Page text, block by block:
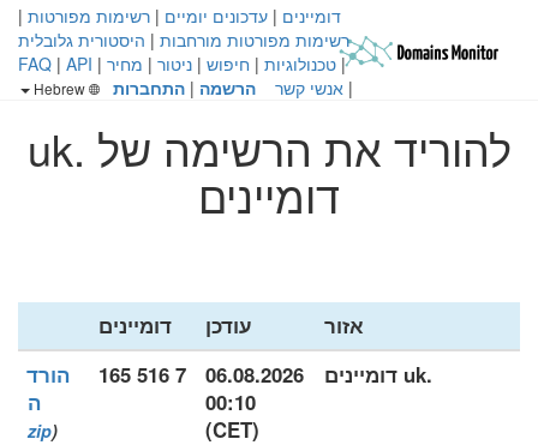
דומיינים | עדכונים יומיים | רשימות מפורטות |
רשימות מפורטות מורחבות | היסטורית גלובלית
| טכנולוגיות | חיפוש | ניטור | מחיר |
FAQ | API
| אנשי קשר הרשמה | התחברות
להוריד את הרשימה של .uk
דומיינים
אזור עודכן
דומיינים
.uk דומיינים
06.08.2026
00:10
(CET)
7 516 165
הורד
ה
(
zip